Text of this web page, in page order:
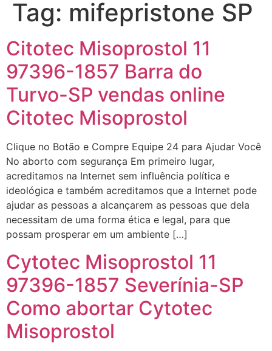
Tag: mifepristone SP
Citotec Misoprostol 11
97396-1857 Barra do
Turvo-SP vendas online
Citotec Misoprostol
Clique no Botão e Compre Equipe 24 para Ajudar Você
No aborto com segurança Em primeiro lugar,
acreditamos na Internet sem influência política e
ideológica e também acreditamos que a Internet pode
ajudar as pessoas a alcançarem as pessoas que dela
necessitam de uma forma ética e legal, para que
possam prosperar em um ambiente […]
Cytotec Misoprostol 11
97396-1857 Severínia-SP
Como abortar Cytotec
Misoprostol